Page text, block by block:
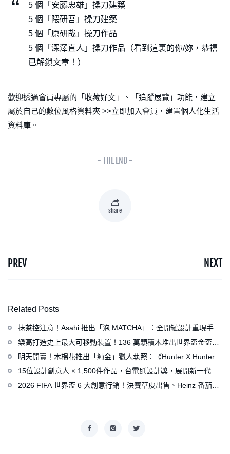
5 個「安藤忠雄」操刀建築
5 個「隈研吾」操刀建築
5 個「原研哉」操刀作品
5 個「深澤直人」操刀作品（看到這裏的你/妳，恭禧
已解鎖文章！）
歡迎透過會員專屬的「收藏好文」、「追蹤展覽」功能，建立
屬於自己的數位風格資料夾 >>立即加入會員，建置個人化生活
資料庫。
- THE END -
share
PREV NEXT
Related Posts
抹茶控注意！Asahi 推出「泡 MATCHA」：全開罐設計重現手打
泡感，拿鐵、可爾必思等新品同步亮相
樂高打造史上最大可移動裝置！136 萬顆積木堆出世界盃金盃，
梅西、姆巴佩、C 羅化身樂高人偶
明天開賣！木棉花推出「純金」獵人執照：《Hunter X Hunter》
連載再開、集英社打造獵人專用情報網
15位設計創意人 × 1,500件作品，台電瓩設計獎，展開新一代設
計師與電力的創意對話
2026 FIFA 世界盃 6 大創意行銷！決賽草皮出售、Heinz 番茄醬